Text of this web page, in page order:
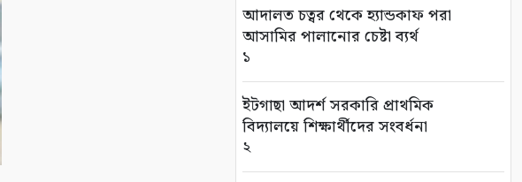
আদালত চত্বর থেকে হ্যান্ডকাফ পরা
আসামির পালানোর চেষ্টা ব্যর্থ
১
ইটগাছা আদর্শ সরকারি প্রাথমিক
বিদ্যালয়ে শিক্ষার্থীদের সংবর্ধনা
২